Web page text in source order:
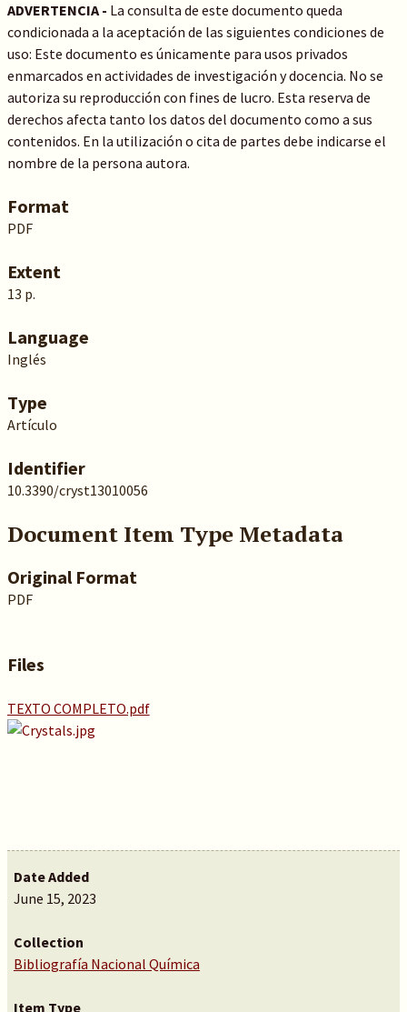
ADVERTENCIA - La consulta de este documento queda
condicionada a la aceptación de las siguientes condiciones de
uso: Este documento es únicamente para usos privados
enmarcados en actividades de investigación y docencia. No se
autoriza su reproducción con fines de lucro. Esta reserva de
derechos afecta tanto los datos del documento como a sus
contenidos. En la utilización o cita de partes debe indicarse el
nombre de la persona autora.
Format
PDF
Extent
13 p.
Language
Inglés
Type
Artículo
Identifier
10.3390/cryst13010056
Document Item Type Metadata
Original Format
PDF
Files
TEXTO COMPLETO.pdf
Date Added
June 15, 2023
Collection
Bibliografía Nacional Química
Item Type